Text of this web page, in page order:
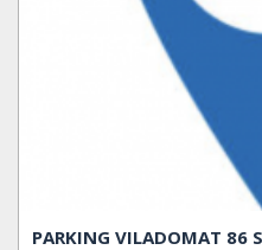
PARKING VILADOMAT 86